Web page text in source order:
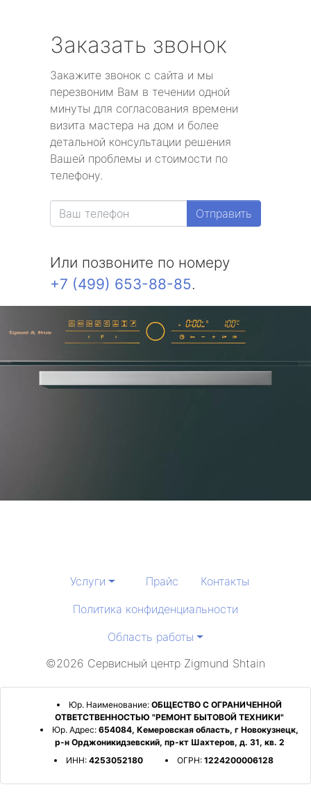
Заказать звонок
Закажите звонок с сайта и мы
перезвоним Вам в течении одной
минуты для согласования времени
визита мастера на дом и более
детальной консультации решения
Вашей проблемы и стоимости по
телефону.
Отправить
Или позвоните по номеру
+7 (499) 653-88-85.
Услуги Прайс
Контакты
Политика конфиденциальности
Область работы
©2026 Сервисный центр Zigmund Shtain
Юр. Наименование: ОБЩЕСТВО С ОГРАНИЧЕННОЙ
ОТВЕТСТВЕННОСТЬЮ "РЕМОНТ БЫТОВОЙ ТЕХНИКИ"
Юр. Адрес: 654084, Кемеровская область, г Новокузнецк,
р-н Орджоникидзевский, пр-кт Шахтеров, д. 31, кв. 2
ИНН: 4253052180 ОГРН: 1224200006128